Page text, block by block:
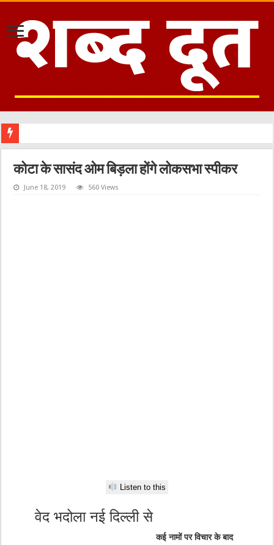
कोटा के सासंद ओम बिड़ला होंगे लोकसभा स्पीकर
June 18, 2019 560 Views
Listen to this
वेद भदोला नई दिल्ली से
कई नामों पर विचार के बाद